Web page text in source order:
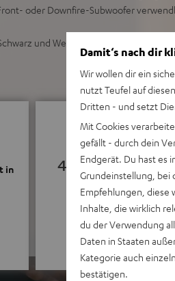
oder Downfire-Subwoofer
und Weiß, einfach zu erweitern,
in
4.94
(4.94 von 5 bei 16
Damit‘s nach dir
Wir wollen dir ein
nutzt Teufel auf
Dritten - und setzt
Mit Cookies
gefällt - durch dein
Endgerät. Du hast es
Grundeinstellung, bei
Empfehlungen, diese
Inhalte, die wirklich
du der Verwendung
Daten in Staaten
Kategorie auch
bestätigen.